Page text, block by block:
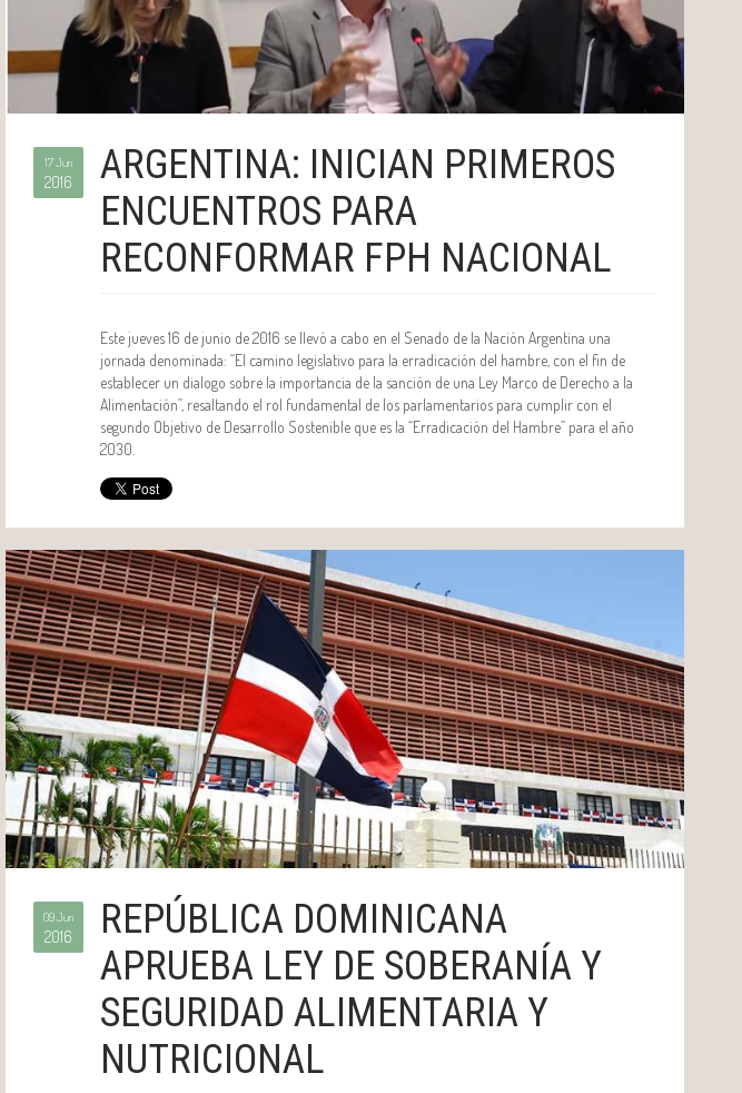
17 Jun
2016
ARGENTINA: INICIAN PRIMEROS
ENCUENTROS PARA
RECONFORMAR FPH NACIONAL
Este jueves 16 de junio de 2016 se llevó a cabo en el Senado de la Nación Argentina una
jornada denominada: “El camino legislativo para la erradicación del hambre, con el fin de
establecer un dialogo sobre la importancia de la sanción de una Ley Marco de Derecho a la
Alimentación”, resaltando el rol fundamental de los parlamentarios para cumplir con el
segundo Objetivo de Desarrollo Sostenible que es la “Erradicación del Hambre” para el año
2030.
09 Jun
2016
REPÚBLICA DOMINICANA
APRUEBA LEY DE SOBERANÍA Y
SEGURIDAD ALIMENTARIA Y
NUTRICIONAL